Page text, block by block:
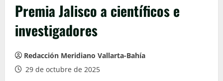
Premia Jalisco a científicos e
investigadores
Redacción Meridiano Vallarta-Bahía
29 de octubre de 2025